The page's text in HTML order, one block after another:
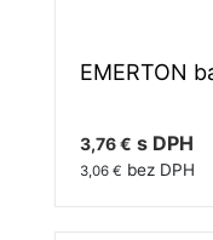
EMERTON
3,76 € s DPH
3,06 € bez DPH